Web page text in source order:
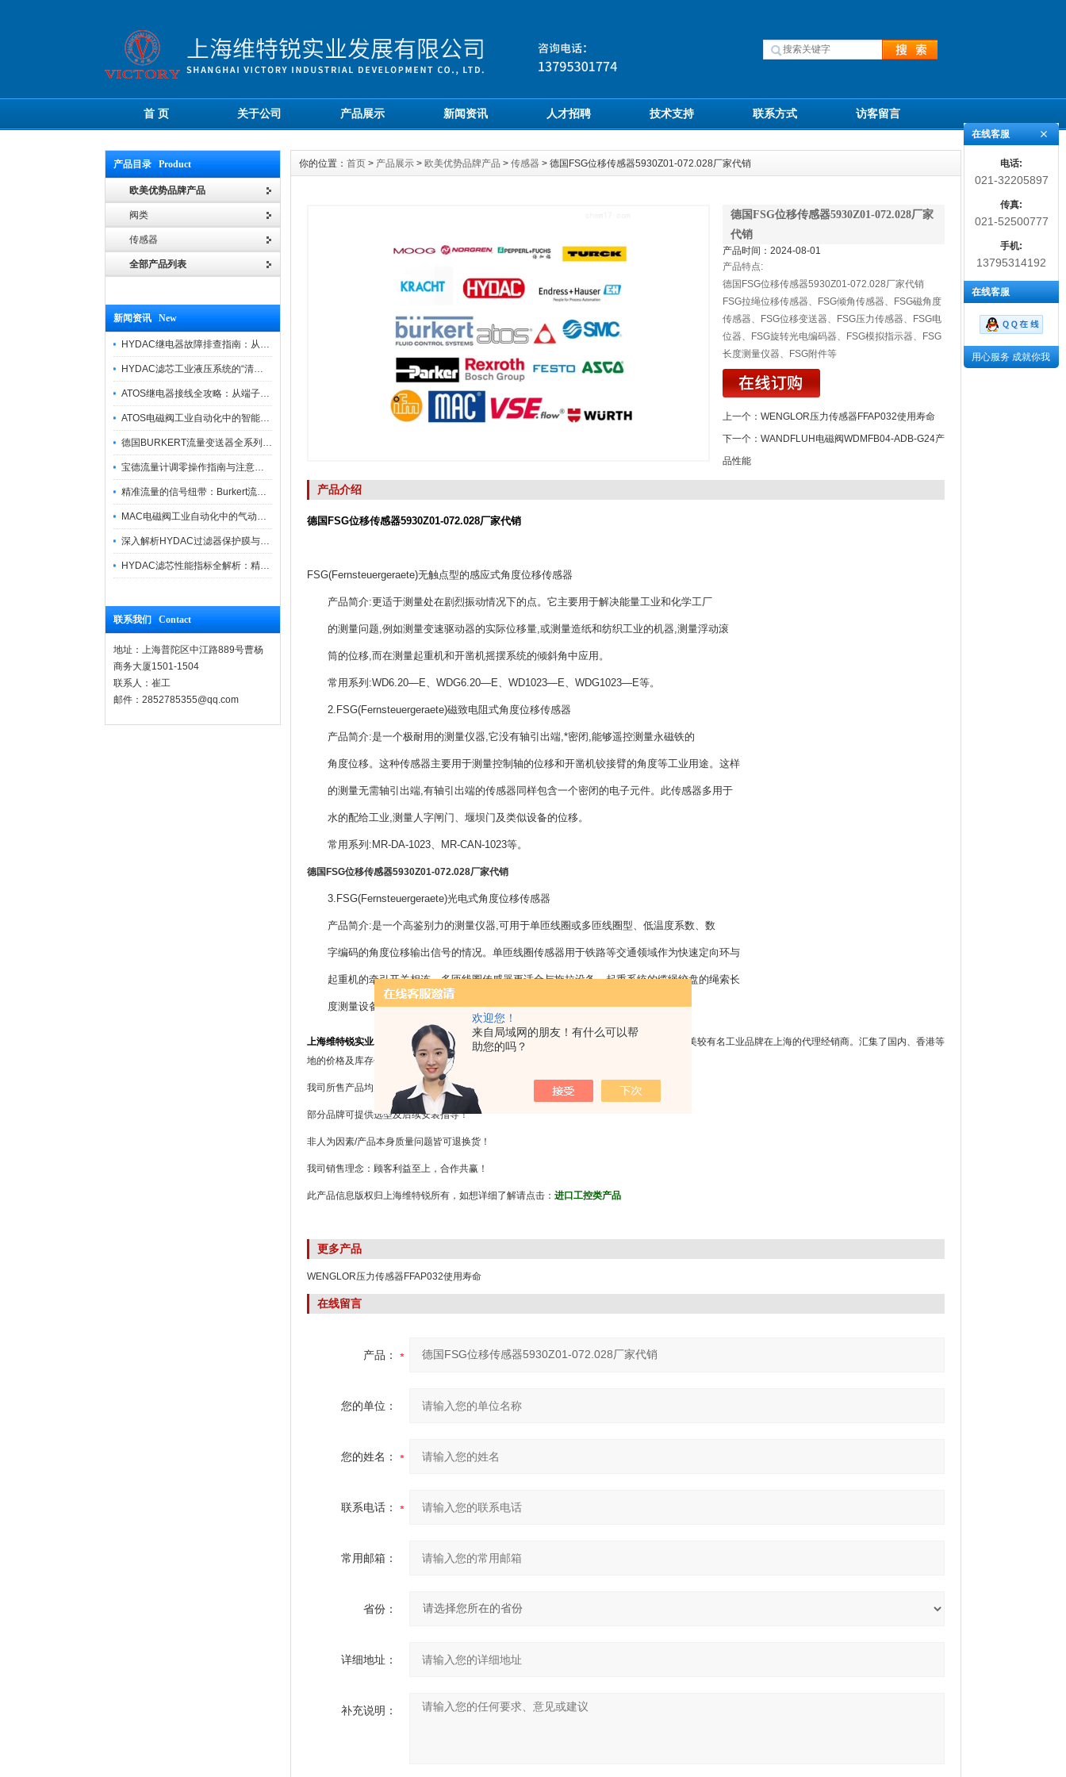
欢迎您！
来自局域网的朋友！有什么可以帮
助您的吗？
首 页 关于公司 产品展示 新闻资讯 人才招聘 技术支持 联系方式 访客留言
产品目录 Product
欧美优势品牌产品
阀类
传感器
全部产品列表
新闻资讯 New
HYDAC继电器故障排查指南：从“无信号”到“误动作”的实战修复逻辑
HYDAC滤芯工业液压系统的“清道夫”与守护者
ATOS继电器接线全攻略：从端子识别到安全操作
ATOS电磁阀工业自动化中的智能开关
德国BURKERT流量变送器全系列优势供应
宝德流量计调零操作指南与注意事项
精准流量的信号纽带：Burkert流量计接线指南
MAC电磁阀工业自动化中的气动指挥官
深入解析HYDAC过滤器保护膜与质量防护技术
HYDAC滤芯性能指标全解析：精度、寿命与可靠性的工业级标准
联系我们 Contact
地址：上海普陀区中江路889号曹杨
商务大厦1501-1504
联系人：崔工
邮件：2852785355@qq.com
你的位置： 首页 > 产品展示 > 欧美优势品牌产品 > 传感器 > 德国FSG位移传感器5930Z01-072.028厂家代销
德国FSG位移传感器5930Z01-072.028厂家
代销
产品时间：2024-08-01
产品特点:
德国FSG位移传感器5930Z01-072.028厂家代销
FSG拉绳位移传感器、FSG倾角传感器、FSG磁角度
传感器、FSG位移变送器、FSG压力传感器、FSG电
位器、FSG旋转光电编码器、FSG模拟指示器、FSG
长度测量仪器、FSG附件等
上一个： WENGLOR压力传感器FFAP032使用寿命
下一个： WANDFLUH电磁阀WDMFB04-ADB-G24产
品性能
产品介绍
德国FSG位移传感器5930Z01-072.028厂家代销
FSG(Fernsteuergeraete)无触点型的感应式角度位移传感器
产品简介:更适于测量处在剧烈振动情况下的点。它主要用于解决能量工业和化学工厂
的测量问题,例如测量变速驱动器的实际位移量,或测量造纸和纺织工业的机器,测量浮动滚
筒的位移,而在测量起重机和开凿机摇摆系统的倾斜角中应用。
常用系列:WD6.20—E、WDG6.20—E、WD1023—E、WDG1023—E等。
2.FSG(Fernsteuergeraete)磁致电阻式角度位移传感器
产品简介:是一个极耐用的测量仪器,它没有轴引出端,*密闭,能够遥控测量永磁铁的
角度位移。这种传感器主要用于测量控制轴的位移和开凿机铰接臂的角度等工业用途。这样
的测量无需轴引出端,有轴引出端的传感器同样包含一个密闭的电子元件。此传感器多用于
水的配给工业,测量人字闸门、堰坝门及类似设备的位移。
常用系列:MR-DA-1023、MR-CAN-1023等。
德国FSG位移传感器5930Z01-072.028厂家代销
3.FSG(Fernsteuergeraete)光电式角度位移传感器
产品简介:是一个高鉴别力的测量仪器,可用于单匝线圈或多匝线圈型、低温度系数、数
字编码的角度位移输出信号的情况。单匝线圈传感器用于铁路等交通领域作为快速定向环与
起重机的牵引开关相连。多匝线圈传感器更适合与拖拉设备、起重系统的缆绳绞盘的绳索长
度测量设备或机械工具中的工具位移测量设备配合使用。
上海维特锐实业发展有限公司 是专业从事工业自动化控制元件市场拓展与销售的公司，是欧美较有名工业品牌在上海的代理经销商。汇集了国内、香港等
地的价格及库存优势，具备全面业务进出口报关等等，货期稳定、*。
我司所售产品均为原装产品！
部分品牌可提供选型及后续安装指导！
非人为因素/产品本身质量问题皆可退换货！
我司销售理念：顾客利益至上，合作共赢！
此产品信息版权归上海维特锐所有，如想详细了解请点击： 进口工控类产品
更多产品
WENGLOR压力传感器FFAP032使用寿命
在线留言
产品：
您的单位：
您的姓名：
联系电话：
常用邮箱：
省份：
详细地址：
补充说明：
在线客服
电话:
021-32205897
传真:
021-52500777
手机:
13795314192
在线客服
用心服务 成就你我